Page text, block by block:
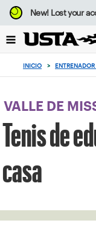
Enfoque
desde
botón
volver
principio
New!Lost your
0
artículos
en
carrito
INICIO >
VALLE DE
Tenis de
casa